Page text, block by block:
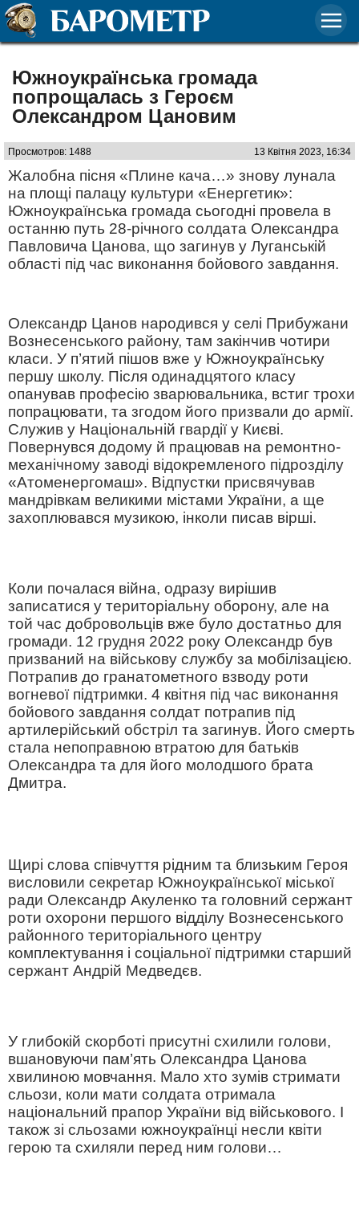
Южноукраїнська громада
попрощалась з Героєм
Олександром Цановим
Просмотров: 1488 13 Квітня 2023, 16:34
Жалобна пісня «Плине кача…» знову лунала
на площі палацу культури «Енергетик»:
Южноукраїнська громада сьогодні провела в
останню путь 28-річного солдата Олександра
Павловича Цанова, що загинув у Луганській
області під час виконання бойового завдання.
Олександр Цанов народився у селі Прибужани
Вознесенського району, там закінчив чотири
класи. У п’ятий пішов вже у Южноукраїнську
першу школу. Після одинадцятого класу
опанував професію зварювальника, встиг трохи
попрацювати, та згодом його призвали до армії.
Служив у Національній гвардії у Києві.
Повернувся додому й працював на ремонтно-
механічному заводі відокремленого підрозділу
«Атоменергомаш». Відпустки присвячував
мандрівкам великими містами України, а ще
захоплювався музикою, інколи писав вірші.
Коли почалася війна, одразу вирішив
записатися у територіальну оборону, але на
той час добровольців вже було достатньо для
громади. 12 грудня 2022 року Олександр був
призваний на військову службу за мобілізацією.
Потрапив до гранатометного взводу роти
вогневої підтримки. 4 квітня під час виконання
бойового завдання солдат потрапив під
артилерійський обстріл та загинув. Його смерть
стала непоправною втратою для батьків
Олександра та для його молодшого брата
Дмитра.
Щирі слова співчуття рідним та близьким Героя
висловили секретар Южноукраїнської міської
ради Олександр Акуленко та головний сержант
роти охорони першого відділу Вознесенського
районного територіального центру
комплектування і соціальної підтримки старший
сержант Андрій Медведєв.
У глибокій скорботі присутні схилили голови,
вшановуючи пам’ять Олександра Цанова
хвилиною мовчання. Мало хто зумів стримати
сльози, коли мати солдата отримала
національний прапор України від військового. І
також зі сльозами южноукраїнці несли квіти
герою та схиляли перед ним голови…